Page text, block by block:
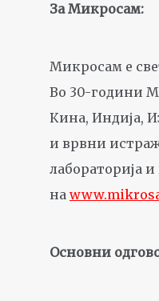
За Микросам:
Микросам е
Во 30-години
Кина, Индија,
и врвни
лабораторија
на
Основни